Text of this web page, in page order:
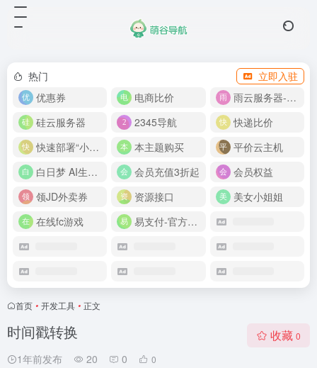
热门
立即入驻
优惠券
电商比价
雨云服务器-新人首月 5 折
硅云服务器
2345导航
快递比价
快速部署“小龙虾”
本主题购买
平价云主机
白日梦 AI生成50分钟视频
会员充值3折起
会员权益
领JD外卖券
资源接口
美女小姐姐
在线fc游戏
易支付-官方网站
首页 • 开发工具 • 正文
时间戳转换
1年前发布 20 0 0
收藏 0